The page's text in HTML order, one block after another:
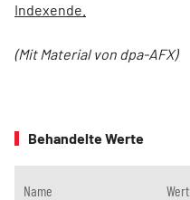
Indexende.
(Mit Material von dpa-AFX)
Behandelte Werte
Name Wert